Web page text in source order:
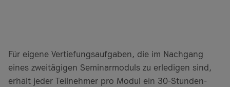
Für eigene Vertiefungsaufgaben, die im Nachgang
eines zweitägigen Seminarmoduls zu erledigen sind,
erhält jeder Teilnehmer pro Modul ein 30-Stunden-